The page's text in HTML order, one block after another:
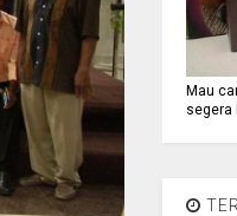
Mau
segera